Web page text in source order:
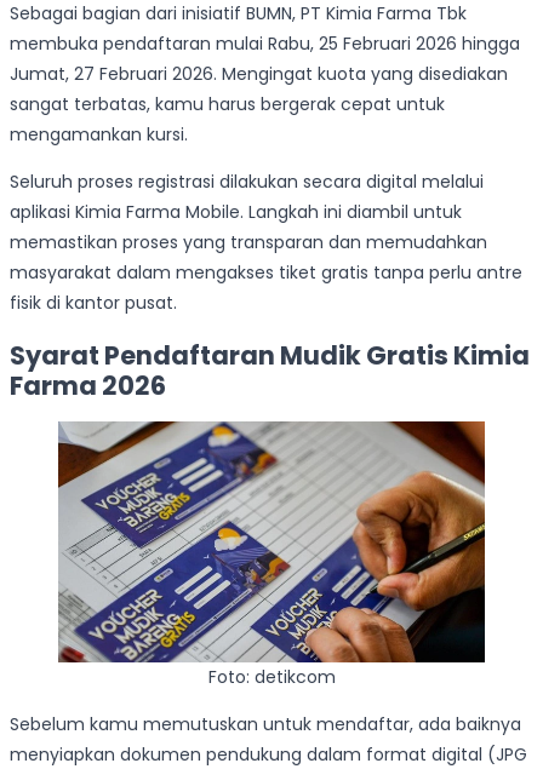
Sebagai bagian dari inisiatif BUMN, PT Kimia Farma Tbk
membuka pendaftaran mulai Rabu, 25 Februari 2026 hingga
Jumat, 27 Februari 2026. Mengingat kuota yang disediakan
sangat terbatas, kamu harus bergerak cepat untuk
mengamankan kursi.
Seluruh proses registrasi dilakukan secara digital melalui
aplikasi Kimia Farma Mobile. Langkah ini diambil untuk
memastikan proses yang transparan dan memudahkan
masyarakat dalam mengakses tiket gratis tanpa perlu antre
fisik di kantor pusat.
Syarat Pendaftaran Mudik Gratis Kimia
Farma 2026
Foto: detikcom
Sebelum kamu memutuskan untuk mendaftar, ada baiknya
menyiapkan dokumen pendukung dalam format digital (JPG